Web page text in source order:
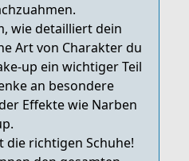
wie detailliert dein
Art von Charakter du
up ein wichtiger Teil
an besondere
Effekte wie Narben
die richtigen Schuhe!